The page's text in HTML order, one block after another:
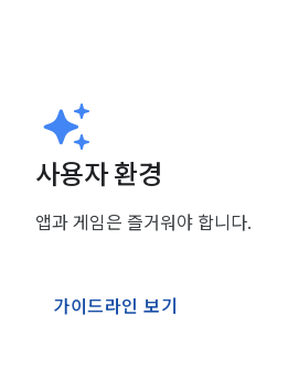
사용자 환경
앱과 게임은 즐거워야 합니다.
가이드라인 보기